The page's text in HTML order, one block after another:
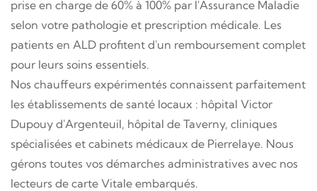
prise en charge de 60% à 100% par l'Assurance Maladie
selon votre pathologie et prescription médicale. Les
patients en ALD profitent d'un remboursement complet
pour leurs soins essentiels.
Nos chauffeurs expérimentés connaissent parfaitement
les établissements de santé locaux : hôpital Victor
Dupouy d'Argenteuil, hôpital de Taverny, cliniques
spécialisées et cabinets médicaux de Pierrelaye. Nous
gérons toutes vos démarches administratives avec nos
lecteurs de carte Vitale embarqués.